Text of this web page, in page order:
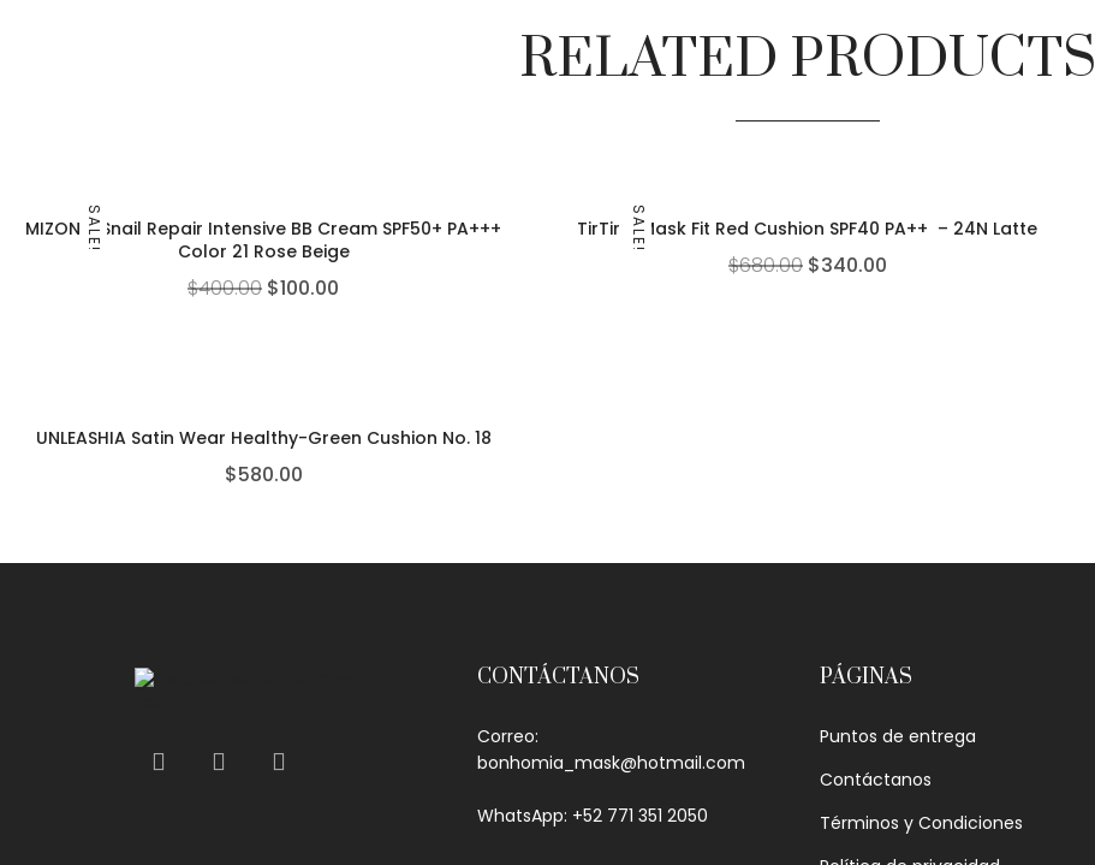
RELATED PRODUCTS
SALE!
MIZON – Snail Repair Intensive BB Cream SPF50+ PA+++
Color 21 Rose Beige
$400.00 $100.00
SALE!
TirTir – Mask Fit Red Cushion SPF40 PA++ – 24N Latte
$680.00 $340.00
UNLEASHIA Satin Wear Healthy-Green Cushion No. 18
$580.00
CONTÁCTANOS
Correo:
bonhomia_mask@hotmail.com
WhatsApp: +52 771 351 2050
PÁGINAS
Puntos de entrega
Contáctanos
Términos y Condiciones